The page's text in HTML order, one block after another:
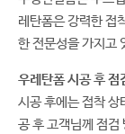
레탄폼은 강력한 접
한 전문성을 가지고
우레탄폼 시공 후 점
시공 후에는 접착 상
공 후 고객님께 점검